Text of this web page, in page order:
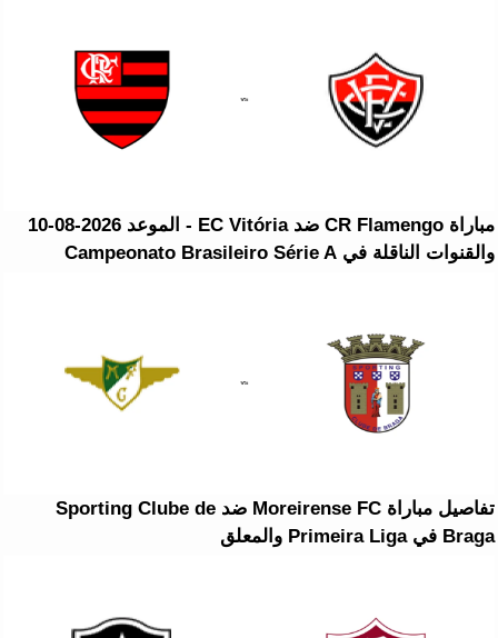
مباراة CR Flamengo ضد EC Vitória - الموعد 2026-08-10
والقنوات الناقلة في Campeonato Brasileiro Série A
تفاصيل مباراة Moreirense FC ضد Sporting Clube de
Braga في Primeira Liga والمعلق